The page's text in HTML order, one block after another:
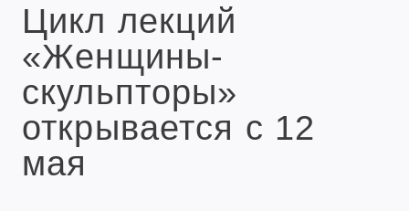
Цикл лекций
«Женщины-
скульпторы»
открывается с 12
мая